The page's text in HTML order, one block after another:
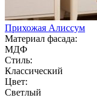
Прихожая Алиссум
Материал фасада:
МДФ
Стиль:
Классический
Цвет:
Светлый